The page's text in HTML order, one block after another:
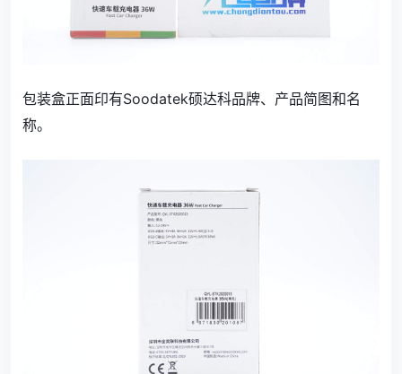
包装盒正面印有Soodatek硕达科品牌、产品简图和名
称。